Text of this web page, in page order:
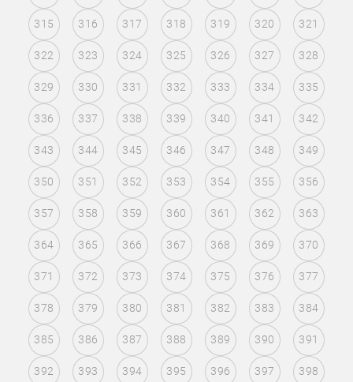
315 316 317 318 319 320 321
322 323 324 325 326 327 328
329 330 331 332 333 334 335
336 337 338 339 340 341 342
343 344 345 346 347 348 349
350 351 352 353 354 355 356
357 358 359 360 361 362 363
364 365 366 367 368 369 370
371 372 373 374 375 376 377
378 379 380 381 382 383 384
385 386 387 388 389 390 391
392 393 394 395 396 397 398